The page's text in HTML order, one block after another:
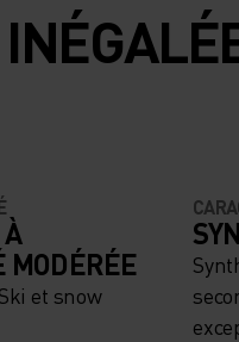
MODÉRÉE
et snow